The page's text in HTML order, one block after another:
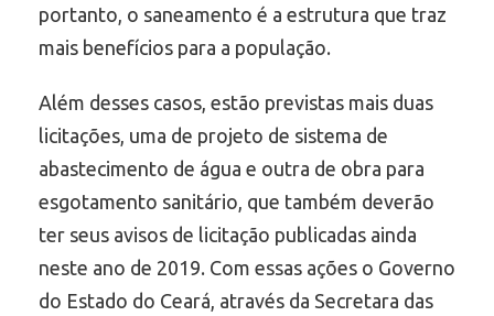
portanto, o saneamento é a estrutura que traz
mais benefícios para a população.
Além desses casos, estão previstas mais duas
licitações, uma de projeto de sistema de
abastecimento de água e outra de obra para
esgotamento sanitário, que também deverão
ter seus avisos de licitação publicadas ainda
neste ano de 2019. Com essas ações o Governo
do Estado do Ceará, através da Secretara das